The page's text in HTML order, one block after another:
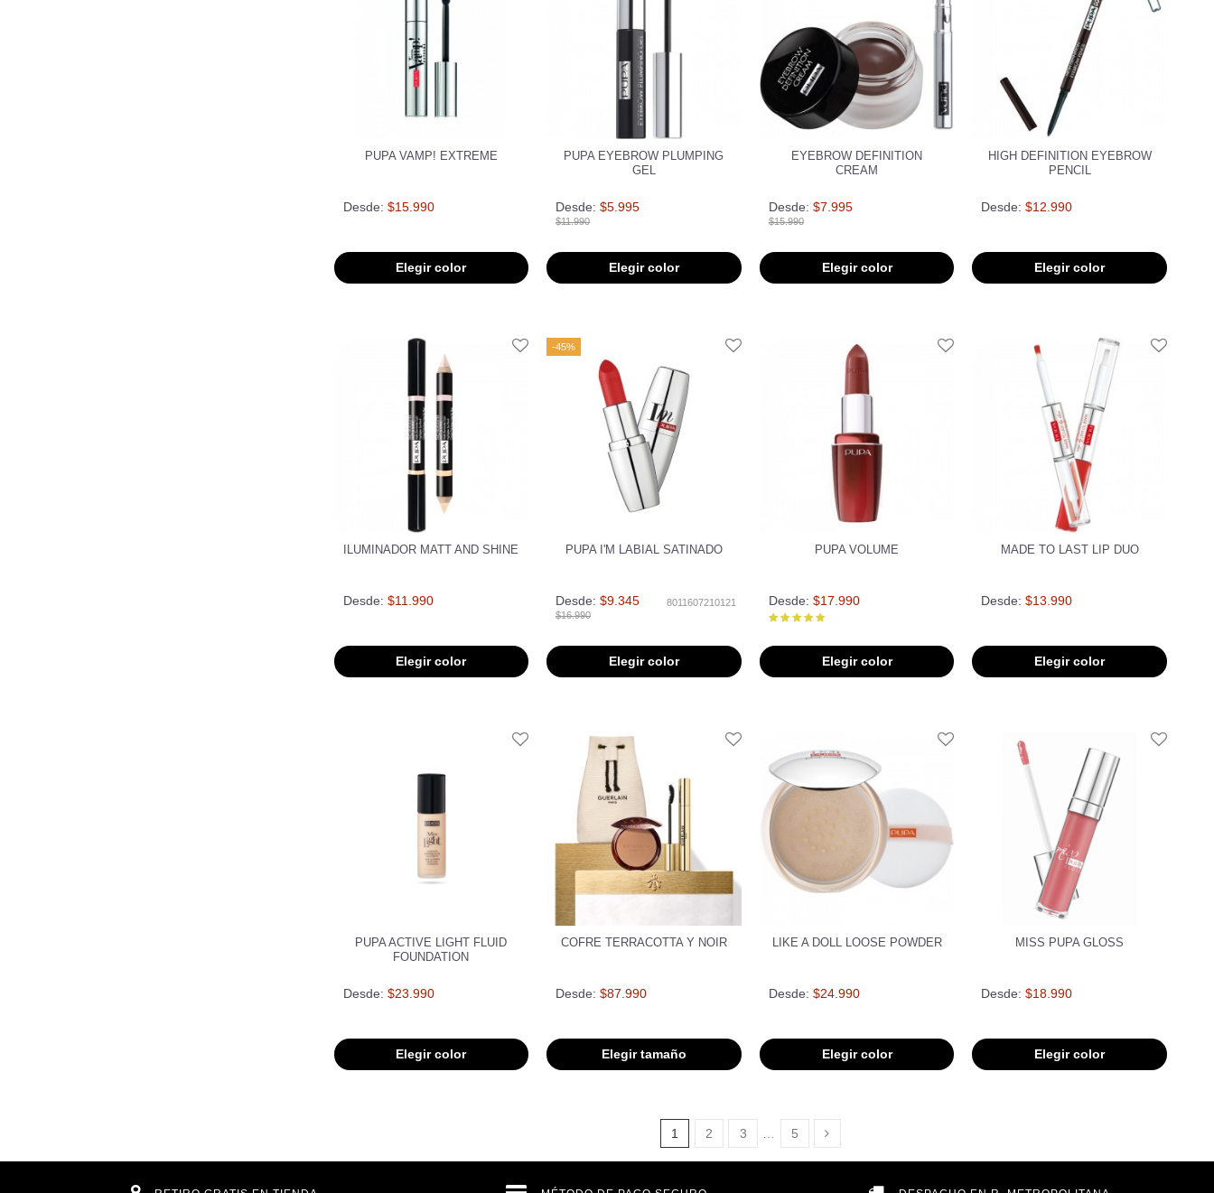
PUPA VAMP! EXTREME
Desde: $15.990
Elegir color
PUPA EYEBROW PLUMPING
GEL
Desde: $5.995
$11.990
Elegir color
EYEBROW DEFINITION
CREAM
Desde: $7.995
$15.990
Elegir color
HIGH DEFINITION EYEBROW
PENCIL
Desde: $12.990
Elegir color
ILUMINADOR MATT AND SHINE
Desde: $11.990
Elegir color
-45%
PUPA I'M LABIAL SATINADO
Desde: $9.345
$16.990
8011607210121
Elegir color
PUPA VOLUME
Desde: $17.990
Elegir color
MADE TO LAST LIP DUO
Desde: $13.990
Elegir color
PUPA ACTIVE LIGHT FLUID
FOUNDATION
Desde: $23.990
Elegir color
COFRE TERRACOTTA Y NOIR
Desde: $87.990
Elegir tamaño
LIKE A DOLL LOOSE POWDER
Desde: $24.990
Elegir color
MISS PUPA GLOSS
Desde: $18.990
Elegir color
1 2 3 5